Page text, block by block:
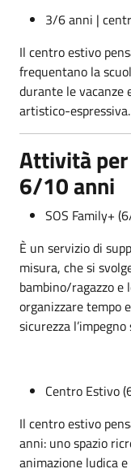
3/6 anni |
Il centro estivo
frequentano la
durante le vacanze
artistico-espressiva.
Attività
6/10 anni
SOS Family+
È un servizio di
misura, che si
bambino/ragazzo e
organizzare tempo
sicurezza
Centro Estivo
Il centro estivo
anni: uno spazio
animazione ludica